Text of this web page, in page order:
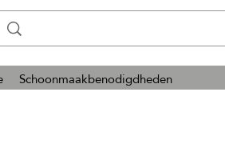
Schoonmaakbenodigdheden